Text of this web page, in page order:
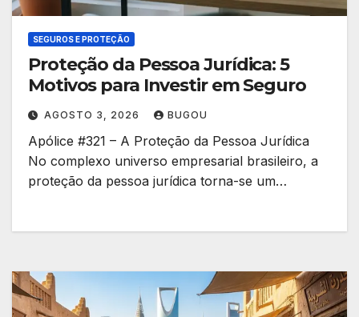
SEGUROS E PROTEÇÃO
Proteção da Pessoa Jurídica: 5
Motivos para Investir em Seguro
AGOSTO 3, 2026 BUGOU
Apólice #321 – A Proteção da Pessoa Jurídica
No complexo universo empresarial brasileiro, a
proteção da pessoa jurídica torna-se um…